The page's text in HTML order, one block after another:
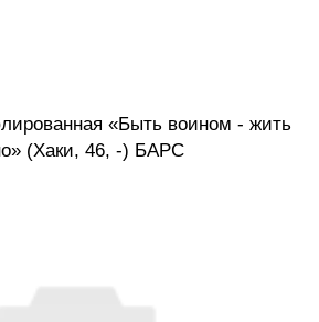
«Быть воином - жить
(Хаки, 46, -) БАРС